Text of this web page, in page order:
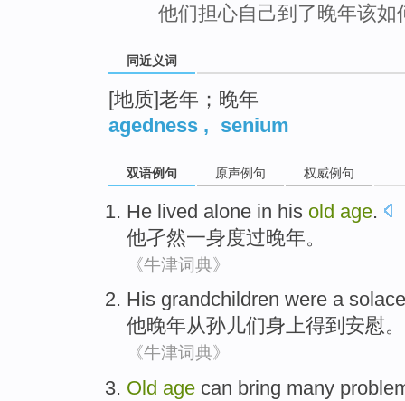
他们担心自己到了晚年该如
同近义词
[地质]老年；晚年
agedness , senium
双语例句 原声例句 权威例句
He lived alone in his old age.
他孑然一身度过晚年。
《牛津词典》
His grandchildren were a solace
他晚年从孙儿们身上得到 安慰。
《牛津词典》
Old age can bring many